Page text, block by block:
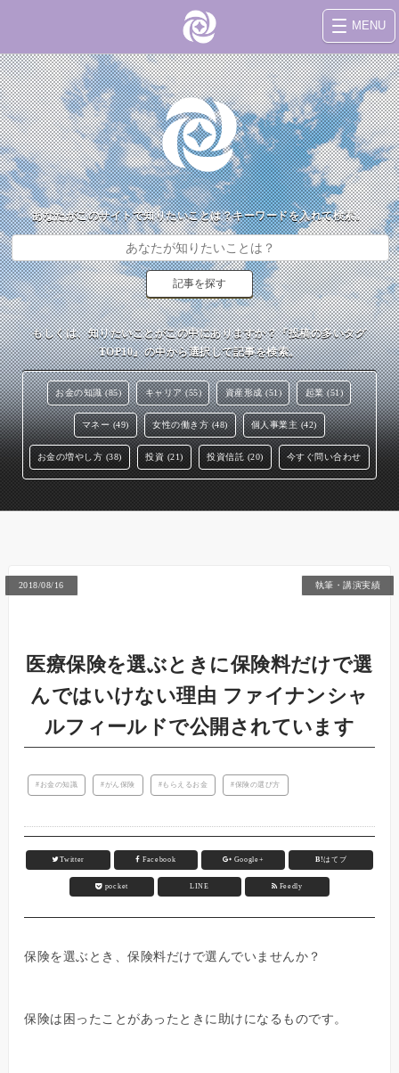
MENU
あなたがこのサイトで知りたいことは？キーワードを入れて検索。
もしくは、知りたいことがこの中にありますか？『投稿の多いタグ
TOP10』の中から選択して記事を検索。
お金の知識 (85) キャリア (55) 資産形成 (51) 起業 (51)
マネー (49) 女性の働き方 (48) 個人事業主 (42)
お金の増やし方 (38) 投資 (21) 投資信託 (20) 今すぐ問い合わせ
2018/08/16 執筆・講演実績
医療保険を選ぶときに保険料だけで選
んではいけない理由 ファイナンシャ
ルフィールドで公開されています
お金の知識 がん保険 もらえるお金 保険の選び方
Twitter Facebook Google+ B!はてブ
pocket LINE Feedly
保険を選ぶとき、保険料だけで選んでいませんか？
保険は困ったことがあったときに助けになるものです。